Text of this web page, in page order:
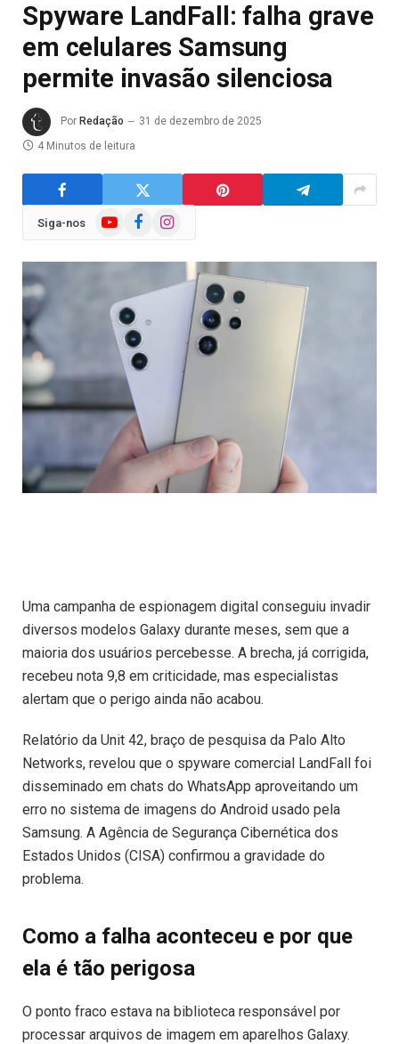
Spyware LandFall: falha grave
em celulares Samsung
permite invasão silenciosa
Por Redação
31 de dezembro de 2025
4 Minutos de leitura
Siga-nos YouTubeFacebookInstagram
Uma campanha de espionagem digital conseguiu invadir
diversos modelos Galaxy durante meses, sem que a
maioria dos usuários percebesse. A brecha, já corrigida,
recebeu nota 9,8 em criticidade, mas especialistas
alertam que o perigo ainda não acabou.
Relatório da Unit 42, braço de pesquisa da Palo Alto
Networks, revelou que o spyware comercial LandFall foi
disseminado em chats do WhatsApp aproveitando um
erro no sistema de imagens do Android usado pela
Samsung. A Agência de Segurança Cibernética dos
Estados Unidos (CISA) confirmou a gravidade do
problema.
Como a falha aconteceu e por que
ela é tão perigosa
O ponto fraco estava na biblioteca responsável por
processar arquivos de imagem em aparelhos Galaxy.